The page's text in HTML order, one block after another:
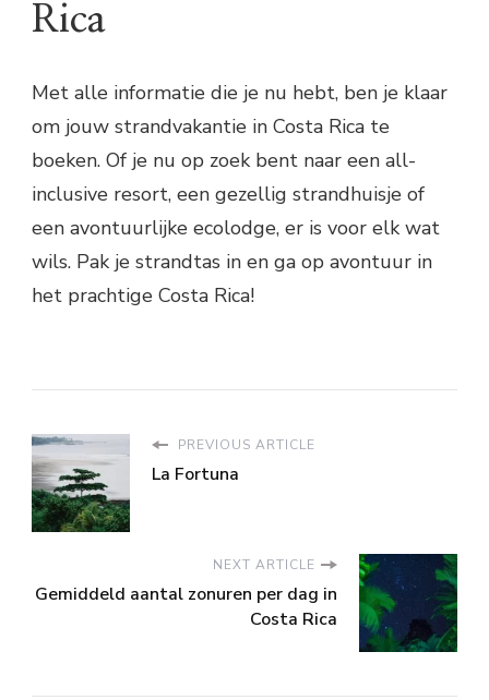
Rica
Met alle informatie die je nu hebt, ben je klaar
om jouw strandvakantie in Costa Rica te
boeken. Of je nu op zoek bent naar een all-
inclusive resort, een gezellig strandhuisje of
een avontuurlijke ecolodge, er is voor elk wat
wils. Pak je strandtas in en ga op avontuur in
het prachtige Costa Rica!
PREVIOUS ARTICLE
La Fortuna
NEXT ARTICLE
Gemiddeld aantal zonuren per dag in
Costa Rica